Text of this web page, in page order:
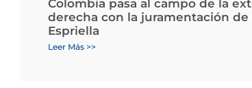
Colombia pasa al campo de la
derecha con la juramentación de
Espriella
Leer Más >>